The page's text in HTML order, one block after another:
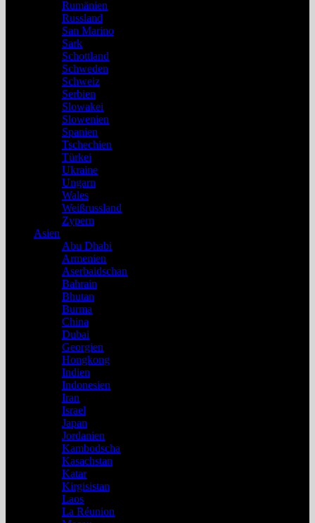
Rumänien
Russland
San Marino
Sark
Schottland
Schweden
Schweiz
Serbien
Slowakei
Slowenien
Spanien
Tschechien
Türkei
Ukraine
Ungarn
Wales
Weißrussland
Zypern
Asien
Abu Dhabi
Armenien
Aserbaidschan
Bahrain
Bhutan
Burma
China
Dubai
Georgien
Hongkong
Indien
Indonesien
Iran
Israel
Japan
Jordanien
Kambodscha
Kasachstan
Katar
Kirgisistan
Laos
La Réunion